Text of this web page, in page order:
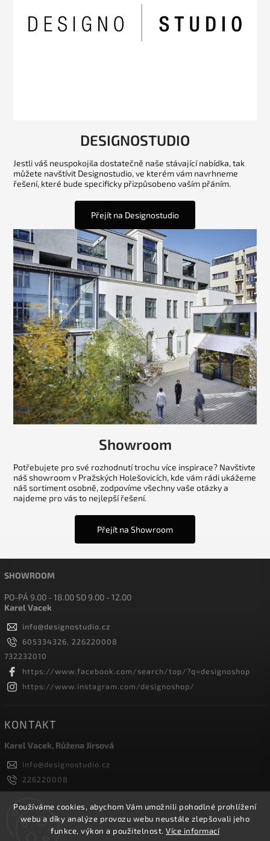
Používáme cookies, abychom Vám umožnili pohodlné prohlížení
webu a díky analýze provozu webu neustále zlepšovali jeho
funkce, výkon a použitelnost. Více informací
DESIGNOSTUDIO
Jestli váš neuspokojila dostatečně naše stávající nabídka, tak
můžete navštívit Designostudio, ve kterém vám navrhneme
řešení, které bude specificky přizpůsobeno vaším přáním.
Přejít na Designostudio
Showroom
Potřebujete pro své rozhodnutí trochu více inspirace? Navštivte
náš showroom v Pražských Holešovicích, kde vám rádi ukážeme
náš sortiment osobně, zodpovíme všechny vaše otázky a
najdeme pro vás to nejlepší řešení.
Přejít na Showroom
SHOWROOM
PO-PÁ 9.00 - 18.00 SO 9.00 - 12.00
Karel Vacek
info@designostudio.cz
605334326, 226220008
732232010
https://www.facebook.com/search/top/?q=designoshop
https://www.instagram.com/designoshop/
KONTAKT
Karel Vacek, Růžena Jirsová
info@designostudio.cz
226220008
605334326, 732232010
Designoshop
designoshop